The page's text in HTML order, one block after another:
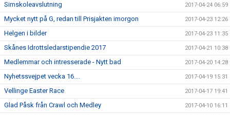
Simskoleavslutning 2017-04-24 06:59
Mycket nytt på G, redan till Prisjakten imorgon 2017-04-23 12:26
Helgen i bilder 2017-04-23 11:35
Skånes Idrottsledarstipendie 2017 2017-04-21 10:38
Medlemmar och intresserade - Nytt bad 2017-04-20 14:28
Nyhetssvejpet vecka 16.... 2017-04-19 15:31
Vellinge Easter Race 2017-04-17 19:41
Glad Påsk från Crawl och Medley 2017-04-10 16:11